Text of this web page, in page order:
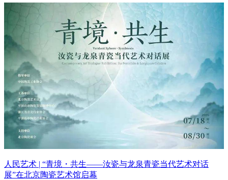
人民艺术 | “青境・共生——汝瓷与龙泉青瓷当代艺术对话
展”在北京陶瓷艺术馆启幕